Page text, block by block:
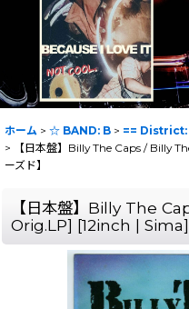
ホーム > ☆ BAND: B > == District:
>
【日本盤】Billy The Caps / Billy
ーズド】
【日本盤】Billy The
Orig.LP] [12inch | Sima]